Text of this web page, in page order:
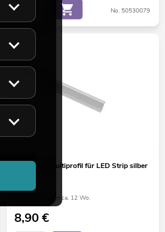
No. 50530079
EUROLITE Multiprofil für LED Strip silber
Bestand reicht ca. 12 Wo.
8,90€